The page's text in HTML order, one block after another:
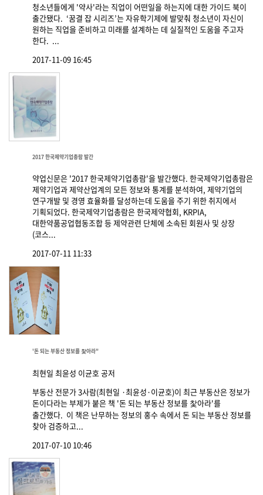
청소년들에게 '약사'라는 직업이 어떤일을 하는지에 대한 가이드 북이
출간됐다. ‘꿈결 잡 시리즈’는 자유학기제에 발맞춰 청소년이 자신이
원하는 직업을 준비하고 미래를 설계하는 데 실질적인 도움을 주고자
한다. ...
2017-11-09 16:45
2017 한국제약기업총람 발간
약업신문은 '2017 한국제약기업총람'을 발간했다. 한국제약기업총람은
제약기업과 제약산업계의 모든 정보와 통계를 분석하여, 제약기업의
연구개발 및 경영 효율화를 달성하는데 도움을 주기 위한 취지에서
기획되었다. 한국제약기업총람은 한국제약협회, KRPIA,
대한약품공업협동조합 등 제약관련 단체에 소속된 회원사 및 상장
(코스...
2017-07-11 11:33
'돈 되는 부동산 정보를 찿아라"
최현일 최윤성 이균호 공저
부동산 전문가 3사람(최현일 ·최윤성·이균호)이 최근 부동산은 정보가
돈이다라는 부제가 붙은 책 '돈 되는 부동산 정보를 찿아라'를
출간했다. 이 책은 난무하는 정보의 홍수 속에서 돈 되는 부동산 정보를
찾아 검증하고...
2017-07-10 10:46